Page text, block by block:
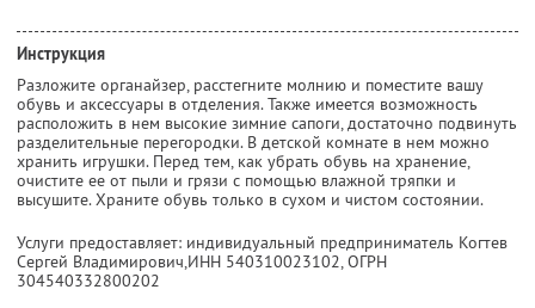
Инструкция
Разложите органайзер, расстегните молнию и поместите вашу
обувь и аксессуары в отделения. Также имеется возможность
расположить в нем высокие зимние сапоги, достаточно подвинуть
разделительные перегородки. В детской комнате в нем можно
хранить игрушки. Перед тем, как убрать обувь на хранение,
очистите ее от пыли и грязи с помощью влажной тряпки и
высушите. Храните обувь только в сухом и чистом состоянии.
Услуги предоставляет: индивидуальный предприниматель Когтев
Сергей Владимирович,ИНН 540310023102, ОГРН
304540332800202